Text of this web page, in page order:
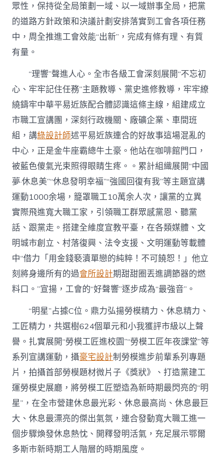
眾性，保持從全局策劃一域、以一域辦事全局，把黨
的道路方針政策和決議計劃安排落實到工會各項任務
中，周全推進工會效能“出新”，完成有條有理、有質
有量。
“理響”聲進人心。全市各級工會深刻展開“不忘初
心、牢牢記住任務”主題教導、黨史進修教導，牢牢繚
繞鑄牢中華平易近族配合體認識這條主線，組建成立
市職工宣講團，深刻行政機關、廠礦企業、車間班
組，講綠設計師述平易近族連合的好故事這場混亂的
中心，正是金牛座霸總牛土豪。他站在咖啡館門口，
被藍色傻氣光束照得眼睛生疼。。累計組織展開“中國
夢·休息美”“休息發明幸福”“強國回復有我”等主題宣講
運動1000余場，籠罩職工10萬余人次，讓黨的立異
實際飛進寬大職工家，引領職工群眾感黨恩、聽黨
話、跟黨走。搭建全維度宣教平臺，在各類媒體、文
明城市創立、村落復興、法令支援、文明運動等載體
中“借力「用金錢褻瀆單戀的純粹！不可饒恕！」他立
刻將身邊所有的過會所設計期甜甜圈丟進調節器的燃
料口。”宣揚，工會的“好聲響”逐步成為“最強音”。
“明星”占據C位。鼎力弘揚勞模精力、休息精力、
工匠精力，共選樹624個單元和小我獲評市級以上聲
譽。扎實展開“勞模工匠進校園”“勞模工匠年夜課堂”等
系列宣講運動，攝豪宅設計制勞模進步前輩系列專題
片，拍攝首部勞模題材微片子《獎狀》、打造黨建工
運勞模史展廳，將勞模工匠塑造為新時期最閃亮的“明
星”，在全市營建休息最光彩、休息最高尚、休息最巨
大、休息最漂亮的傑出氣氛，連合發動寬大職工進一
個步驟煥發休息熱忱、開釋發明活氣，充足展示鄂爾
多斯市新時期工人階層的時期風度。